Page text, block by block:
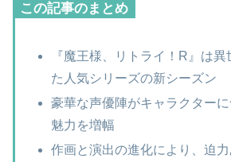
この記事のまとめ
『魔王様、リトライ！R』は
た人気シリーズの新シーズン
豪華な声優陣がキャラクターに
魅力を増幅
作画と演出の進化により、迫